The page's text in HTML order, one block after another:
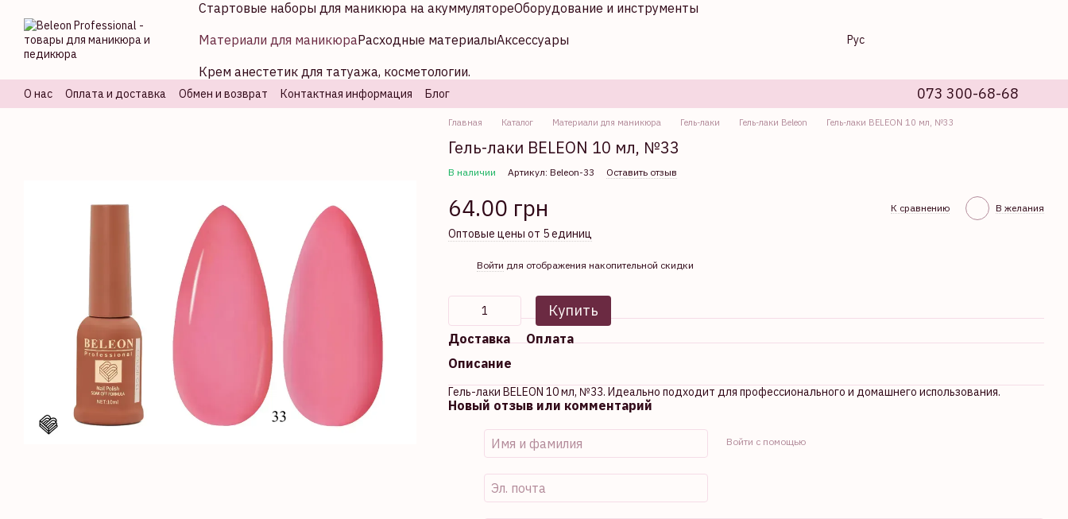
Стартовые наборы для маникюра на акуммулятореОборудование и инструменты
Материали для маникюраРасходные материалыАксессуары
Крем анестетик для татуажа, косметологии.
Рус
О нас Оплата и доставка Обмен и возврат Контактная информация Блог 073 300-68-68
Главная Каталог Материали для маникюра Гель-лаки Гель-лаки Beleon Гель-лаки BELEON 10 мл, №33
Гель-лаки BELEON 10 мл, №33
В наличии Артикул: Beleon-33 Оставить отзыв
64.00 грн К сравнению В желания
Оптовые цены от 5 единиц
Войти для отображения накопительной скидки
Купить
Доставка
Оплата
Описание
Гель-лаки BELEON 10 мл, №33. Идеально подходит для профессионального и домашнего использования.
Новый отзыв или комментарий
Войти с помощью